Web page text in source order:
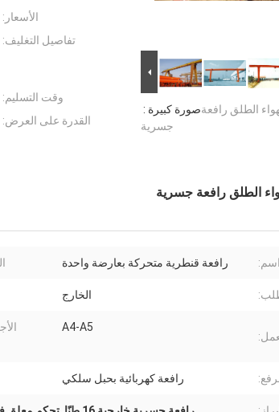
صورة كبيرة :الطلق رافعة
جسرية
الأسعار:
تفاصيل التغليف:
وقت التسليم:
القدرة على العرض:
اسم: رافعة قنطرية متحركة بعارضة واحدة
الخارج
A4-A5
رافعة كهربائية بحبل سلكي